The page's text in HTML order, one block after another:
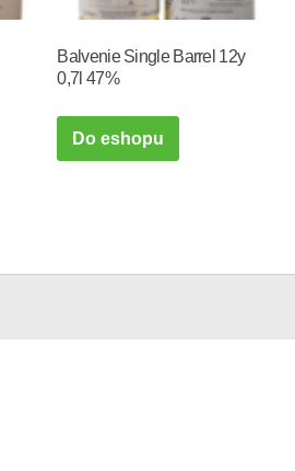
Balvenie Single Barrel 12y
0,7l 47%
Do eshopu